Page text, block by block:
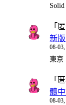
「
新版
08-
東京
「
體
08-